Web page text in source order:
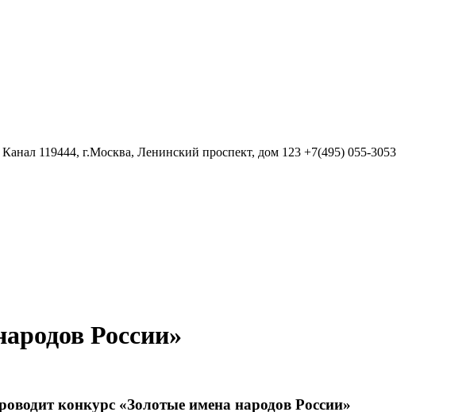
119444, г.Москва, Ленинский проспект, дом 123 +7(495) 055-3053
России»
конкурс «Золотые имена народов России»